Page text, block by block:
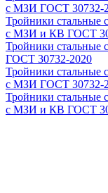
с МЗИ ГОСТ 30732-
Тройники
с МЗИ и КВ ГОСТ
Тройники
ГОСТ 30732-2020
Тройники
с МЗИ ГОСТ 30732-
Тройники
с МЗИ и КВ ГОСТ